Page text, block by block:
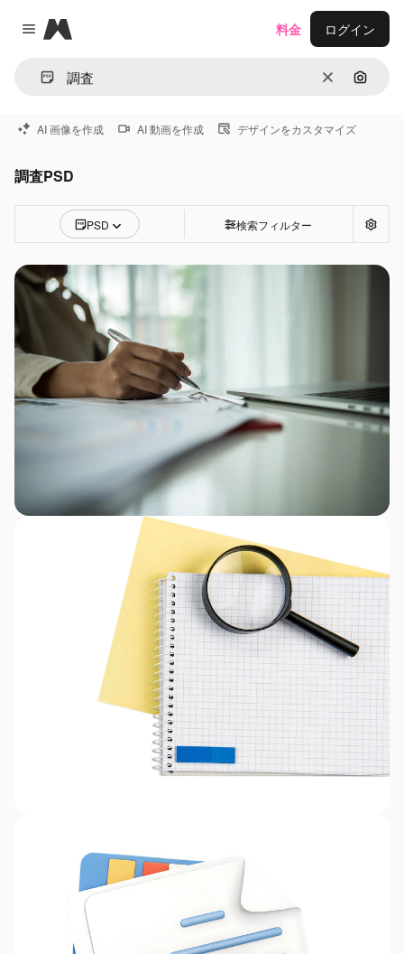
Close menu
Magnific
消去 画像で
料金 ログイン
AI 画像を作成 AI 動画を作成 デザインをカスタマイズ
調査PSD
PSD 検索フィルター